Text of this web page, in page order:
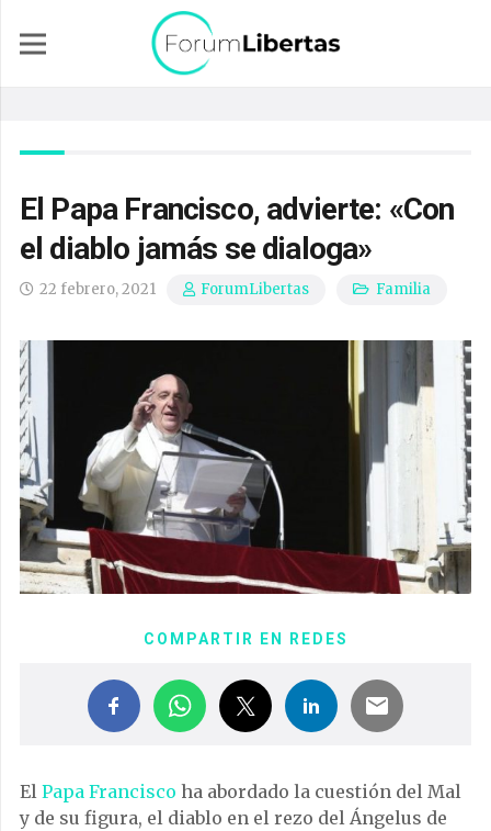
El Papa Francisco, advierte: «Con
el diablo jamás se dialoga»
22 febrero, 2021 ForumLibertas Familia
COMPARTIR EN REDES
El Papa Francisco ha abordado la cuestión del Mal
y de su figura, el diablo en el rezo del Ángelus de